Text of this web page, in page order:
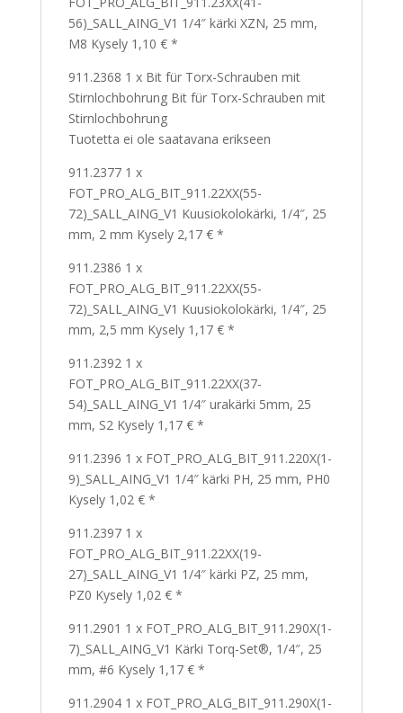
56)_SALL_AING_V1 1/4″ kärki XZN, 25 mm,
M8 Kysely 1,10 € *
911.2368 1 x Bit für Torx-Schrauben mit
Stirnlochbohrung Bit für Torx-Schrauben mit
Stirnlochbohrung
Tuotetta ei ole saatavana erikseen
911.2377 1 x
FOT_PRO_ALG_BIT_911.22XX(55-
72)_SALL_AING_V1 Kuusiokolokärki, 1/4″, 25
mm, 2 mm Kysely 2,17 € *
911.2386 1 x
FOT_PRO_ALG_BIT_911.22XX(55-
72)_SALL_AING_V1 Kuusiokolokärki, 1/4″, 25
mm, 2,5 mm Kysely 1,17 € *
911.2392 1 x
FOT_PRO_ALG_BIT_911.22XX(37-
54)_SALL_AING_V1 1/4″ urakärki 5mm, 25
mm, S2 Kysely 1,17 € *
911.2396 1 x FOT_PRO_ALG_BIT_911.220X(1-
9)_SALL_AING_V1 1/4″ kärki PH, 25 mm, PH0
Kysely 1,02 € *
911.2397 1 x
FOT_PRO_ALG_BIT_911.22XX(19-
27)_SALL_AING_V1 1/4″ kärki PZ, 25 mm,
PZ0 Kysely 1,02 € *
911.2901 1 x FOT_PRO_ALG_BIT_911.290X(1-
7)_SALL_AING_V1 Kärki Torq-Set®, 1/4″, 25
mm, #6 Kysely 1,17 € *
911.2904 1 x FOT_PRO_ALG_BIT_911.290X(1-